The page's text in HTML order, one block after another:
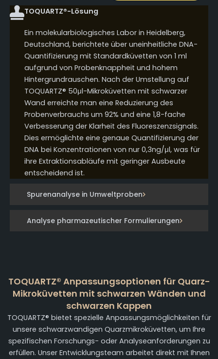
Spurenanalyse in Umweltproben
Analyse pharmazeutischer Formulierungen
TOQUARTZ®-Lösung
Ein molekularbiologisches Labor in Heidelberg,
Deutschland, berichtete über uneinheitliche DNA-
Quantifizierung mit Standardküvetten von 1 ml
aufgrund von Probenknappheit und hohem
Hintergrundrauschen. Nach der Umstellung auf
TOQUARTZ® 50μl-Mikroküvetten mit schwarzer
Wand erreichte man eine Reduzierung des
Probenverbrauchs um 92% und eine 1,8-fache
Verbesserung der Klarheit des Fluoreszenzsignals.
Dies ermöglichte eine genaue Quantifizierung der
DNA bei Konzentrationen von nur 0,3ng/μl, was für
ihre Extraktionsabläufe mit geringer Ausbeute
entscheidend ist.
TOQUARTZ® Anpassungsoptionen für Quarz-
Mikroküvetten mit schwarzen Wänden und
schwarzen Kappen
TOQUARTZ® bietet spezielle Anpassungsmöglichkeiten für
unsere schwarzwandigen Quarzmikroküvetten, um Ihre
spezifischen Forschungs- oder Analyseanforderungen zu
erfüllen. Unser Entwicklungsteam arbeitet direkt mit Ihnen